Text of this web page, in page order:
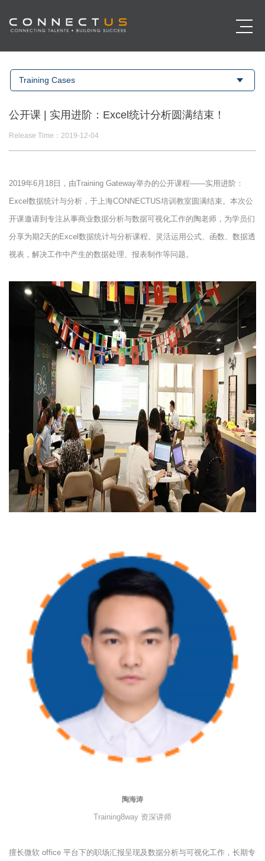
Training Cases
公开课 | 实用进阶：Excel统计分析圆满结束！
Release Time：2019-12-04
2019年6月18日，由Training Gateway举办的公开课程——实用进阶：
Excel数据统计与分析，于上海CONNECTUS培训教室圆满结束。本次公
开课邀请到专注从事商业数据分析与数据可视化工作的陶老师，为学员们
分享为期2天的Excel数据统计与分析课程。灵活运用公式、函数、数据透
视表，解决工作中产生的数据处理、报表制作等问题。
陶海涛
Training8way 资深讲师
擅长微软 office 平台下的职场汇报呈现及数据分析与可视化工作，长期专